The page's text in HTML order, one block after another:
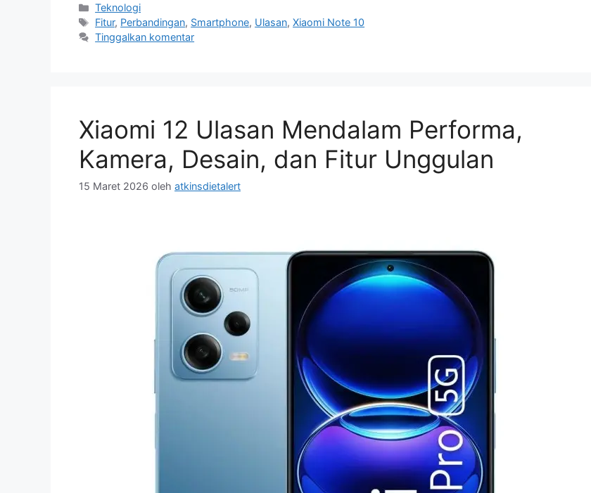
Kategori
Teknologi
Tag
Fitur, Perbandingan, Smartphone, Ulasan,Xiaomi Note 10
Tinggalkan komentar
Xiaomi 12 Ulasan Mendalam Performa,
Kamera, Desain, dan Fitur Unggulan
15 Maret 2026 oleh atkinsdietalert